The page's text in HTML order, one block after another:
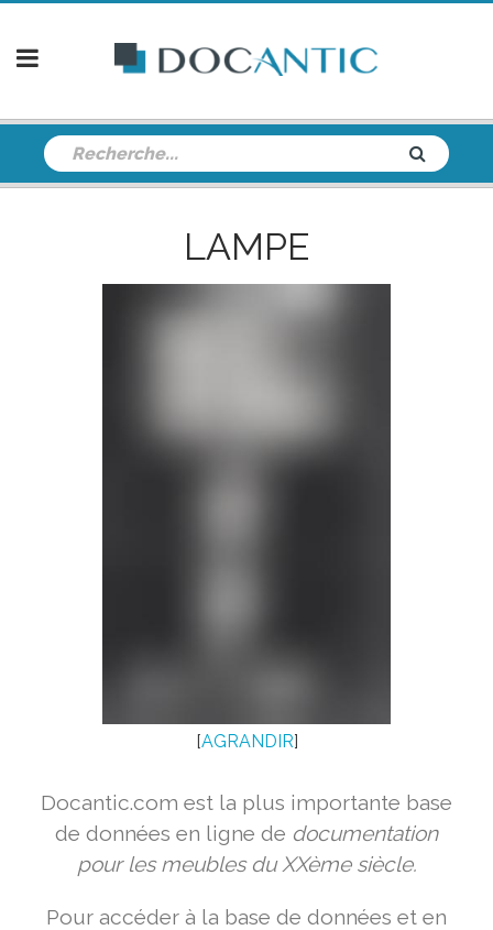
LAMPE
[AGRANDIR]
Docantic.com est la plus importante base
de données en ligne de documentation
pour les meubles du XXème siècle.
Pour accéder à la base de données et en